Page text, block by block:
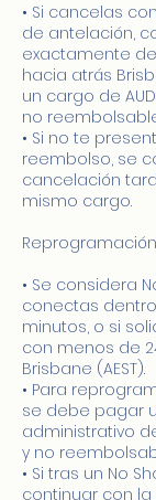
• Si cancelas
de antelación,
exactamente
hacia atrás
un cargo de
no
• Si no te
reembolso, se
cancelación
mismo cargo.
Reprogramación
• Se considera
conectas
minutos, o si
con menos de
Brisbane (AEST).
• Para
se debe pagar
administrativo
y no
• Si tras un No
continuar con